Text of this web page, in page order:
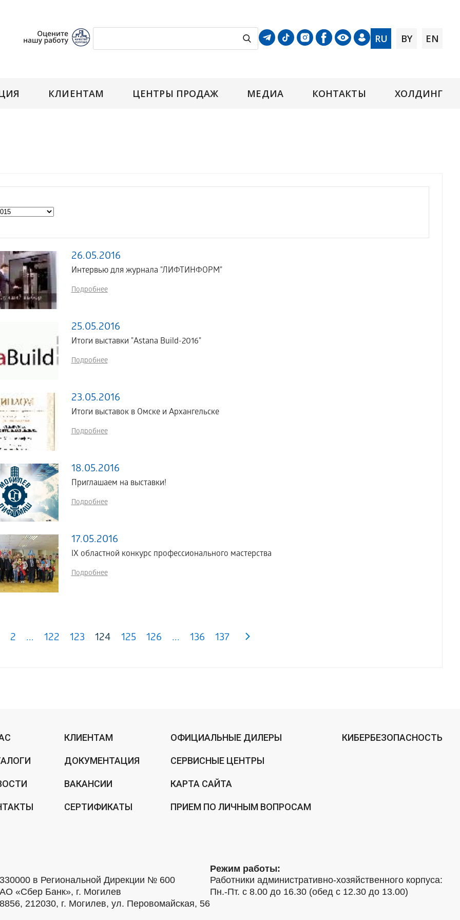
RU BY EN
КЛИЕНТАМ ЦЕНТРЫ ПРОДАЖ МЕДИА КОНТАКТЫ ХОЛДИНГ
26.05.2016
Интервью для журнала "ЛИФТИНФОРМ"
Подробнее
25.05.2016
Итоги выставки "Astana Build-2016"
Подробнее
23.05.2016
Итоги выставок в Омске и Архангельске
Подробнее
18.05.2016
Приглашаем на выставки!
Подробнее
17.05.2016
IX областной конкурс профессионального мастерства
Подробнее
2 ... 122 123 124 125 126 ... 136 137
КЛИЕНТАМ
ДОКУМЕНТАЦИЯ
ВАКАНСИИ
СЕРТИФИКАТЫ
ОФИЦИАЛЬНЫЕ ДИЛЕРЫ
СЕРВИСНЫЕ ЦЕНТРЫ
КАРТА САЙТА
ПРИЕМ ПО ЛИЧНЫМ ВОПРОСАМ
КИБЕРБЕЗОПАСНОСТЬ
в Региональной Дирекции № 600
«Сбер Банк», г. Могилев
212030, г. Могилев, ул. Перовомайская, 56
Режим работы:
Работники административно-хозяйственного корпуса:
Пн.-Пт. с 8.00 до 16.30 (обед с 12.30 до 13.00)